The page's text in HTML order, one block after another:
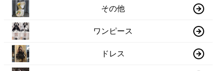
その他
ワンピース
ドレス